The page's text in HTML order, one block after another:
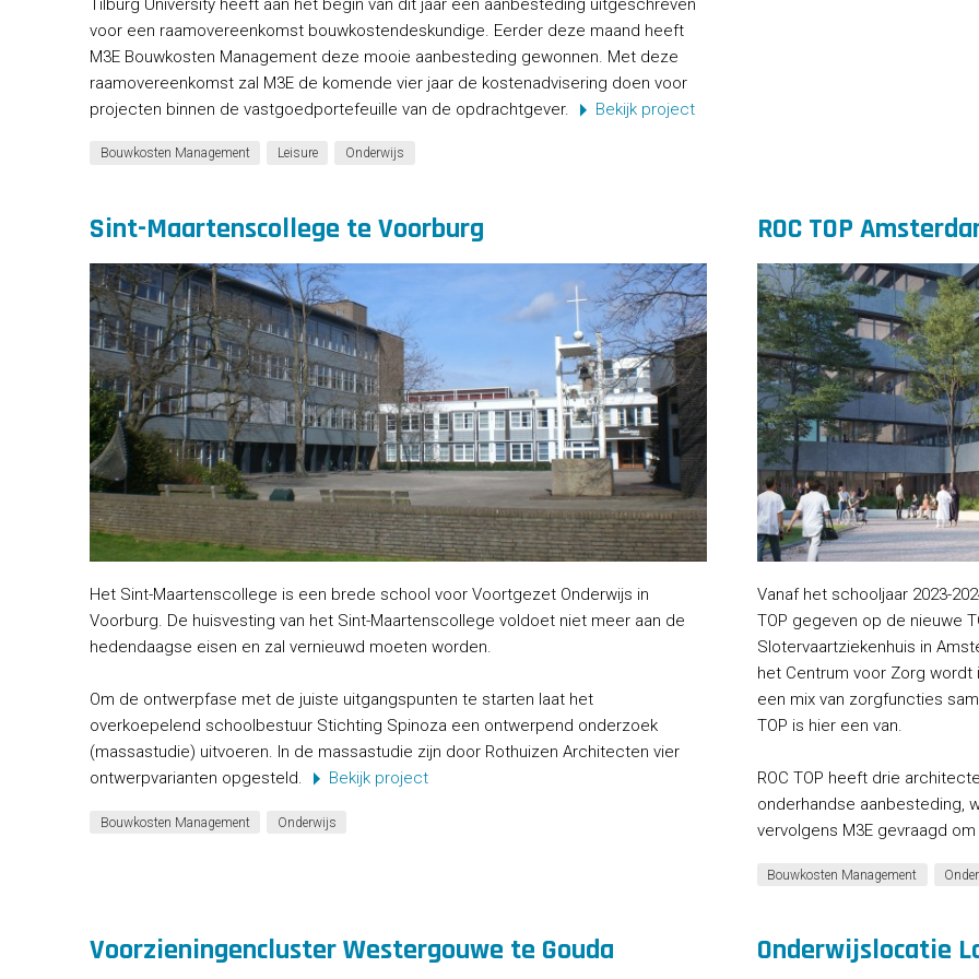
Tilburg University heeft aan het begin van dit jaar een aanbesteding uitgeschreven
voor een raamovereenkomst bouwkostendeskundige. Eerder deze maand heeft
M3E Bouwkosten Management deze mooie aanbesteding gewonnen. Met deze
raamovereenkomst zal M3E de komende vier jaar de kostenadvisering doen voor
projecten binnen de vastgoedportefeuille van de opdrachtgever.
Bekijk project
Bouwkosten Management Leisure Onderwijs
Sint-Maartenscollege te Voorburg
Het Sint-Maartenscollege is een brede school voor Voortgezet Onderwijs in
Voorburg. De huisvesting van het Sint-Maartenscollege voldoet niet meer aan de
hedendaagse eisen en zal vernieuwd moeten worden.
Om de ontwerpfase met de juiste uitgangspunten te starten laat het
overkoepelend schoolbestuur Stichting Spinoza een ontwerpend onderzoek
(massastudie) uitvoeren. In de massastudie zijn door Rothuizen Architecten vier
ontwerpvarianten opgesteld.
Bekijk project
Bouwkosten Management Onderwijs
ROC TOP
Vanaf het schooljaar 2023-
TOP gegeven op de nieuwe
Slotervaartziekenhuis in
het Centrum voor Zorg
een mix van zorgfuncties
TOP is hier een van.
ROC TOP heeft drie
onderhandse aanbesteding,
vervolgens M3E gevraagd
Bouwkosten Management
Voorzieningencluster Westergouwe te Gouda Onderwijslocatie